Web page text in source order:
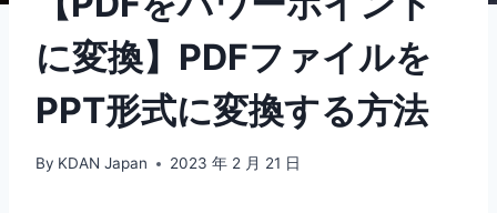
に変換】PDFファイルを
PPT形式に変換する方法
By KDAN Japan 2023 年 2 月 21 日